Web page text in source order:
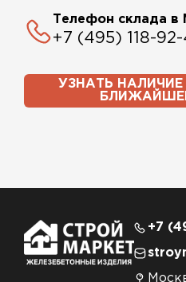
Телефон склада в
+7 (495) 118-
УЗНАТЬ
+7